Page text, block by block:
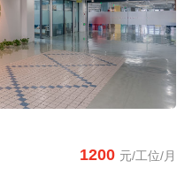
1200 元/工位/月